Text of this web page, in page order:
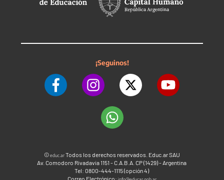
¡Seguinos!
©educ.arTodos los derechos reservados. Educ.ar SAU
Av. Comodoro Rivadavia 1151 - C.A.B.A. CP (1429) - Argentina
Tel: 0800-444-1115 (opción 4)
Correo Electrónico: